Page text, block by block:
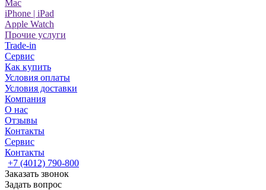
Mac
iPhone | iPad
Apple Watch
Прочие услуги
Trade-in
Сервис
Как купить
Условия оплаты
Условия доставки
Компания
О нас
Отзывы
Контакты
Сервис
Контакты
+7 (4012) 790-800
Заказать звонок
Задать вопрос